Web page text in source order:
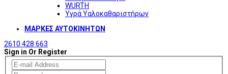
WURTH
Υγρά Υαλοκαθαριστήρων
ΜΑΡΚΕΣ ΑΥΤΟΚΙΝΗΤΩΝ
2610 428 663
Sign in Or Register